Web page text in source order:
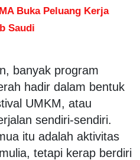
Buka Peluang Kerja
Saudi
banyak program
hadir dalam bentuk
UMKM, atau
sendiri-sendiri.
itu adalah aktivitas
tetapi kerap berdiri